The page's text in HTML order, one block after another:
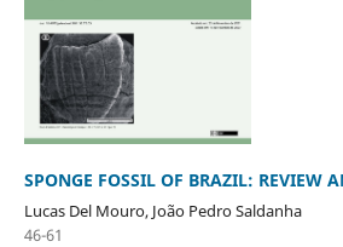
SPONGE FOSSIL OF BRAZIL: REVIEW
Lucas Del Mouro, João Pedro Saldanha
46-61